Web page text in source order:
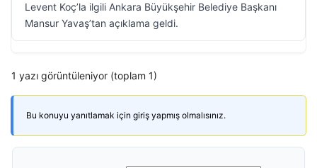
Levent Koç’la ilgili Ankara Büyükşehir Belediye Başkanı
Mansur Yavaş’tan açıklama geldi.
1 yazı görüntüleniyor (toplam 1)
Bu konuyu yanıtlamak için giriş yapmış olmalısınız.